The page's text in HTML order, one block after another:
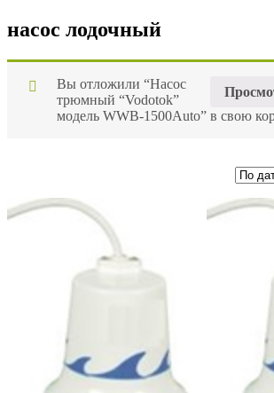
насос лодочный
Вы отложили “Насос
трюмный “Vodotok”
модель WWB-1500Auto” в свою